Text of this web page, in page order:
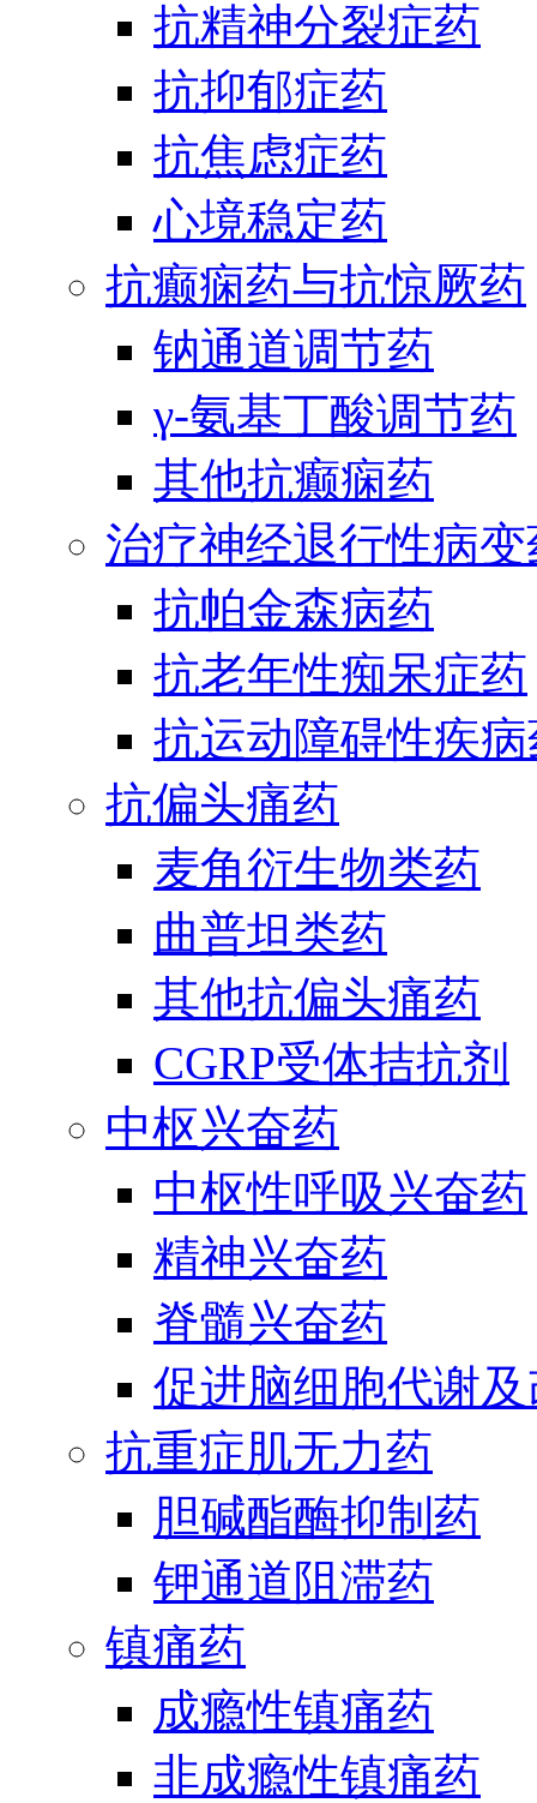
抗精神分裂症药
抗抑郁症药
抗焦虑症药
心境稳定药
抗癫痫药与抗惊厥药
钠通道调节药
γ-氨基丁酸调节药
其他抗癫痫药
治疗神经退行性病
抗帕金森病药
抗老年性痴呆症药
抗运动障碍性疾
抗偏头痛药
麦角衍生物类药
曲普坦类药
其他抗偏头痛药
CGRP受体拮抗剂
中枢兴奋药
中枢性呼吸兴奋药
精神兴奋药
脊髓兴奋药
促进脑细胞代谢
抗重症肌无力药
胆碱酯酶抑制药
钾通道阻滞药
镇痛药
成瘾性镇痛药
非成瘾性镇痛药